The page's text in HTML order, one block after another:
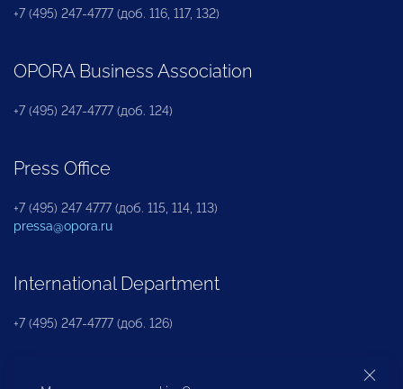
+7 (495) 247-4777 (доб. 116, 117, 132)
OPORA Business Association
+7 (495) 247-4777 (доб. 124)
Press Office
+7 (495) 247 4777 (доб. 115, 114, 113)
pressa@opora.ru
International Department
+7 (495) 247-4777 (доб. 126)
Business and Investment Rights Protection